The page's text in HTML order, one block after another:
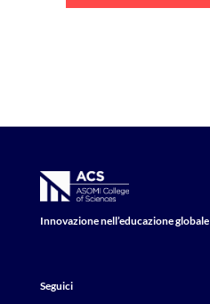
Innovazione nell’educazione globale
Seguici